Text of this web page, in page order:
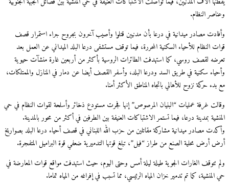
وعناصر النظام.
وأفادت مصادر ميدانية في درعا بأن مدنيين قتلوا وأصيب آخرون بجروح جراء استمرار قصف
قوات النظام للأحياء السكنية المحررة، فيما توقف مستشفى درعا البلد الميداني عن العمل بعد
تعرضه لقصف روسي، كما استهدفت الطائرات الروسية بأكثر من أربعين غارة منشآت حيوية
وأحياء سكنية في طريق السد ودرعا البلد، وأسفر القصف أيضا عن دمار في المنازل والممتلكات،
مع بدء حركة نزوح للأهالي باتجاه المناطق الأكثر أمنا.
وقالت غرفة عمليات “البنيان المرصوص” إنها فجرت مستودع ذخائر وأسلحة لقوات النظام في حي
المنشية بمدينة درعا، فيما تستمر الاشتباكات العنيفة بين الطرفين في أكثر من محور بالمدينة.
وأكدت مصادر ميدانية مشاركة مقاتلين من حزب الله اللبناني في قصف أحياء درعا البلد بصواريخ
أرض أرض محلية الصنع من طراز “فيل”، تبلغ قوتها التدميرية ضعفي قوة البراميل المتفجرة.
ولم تتوقف الغارات الجوية طيلة ليلة أمس وحتى اليوم، حيث استهدفت مواقع قوات المعارضة في
حي المنشية، كما تم تدمير خزان المياه الرئيسي، مما تسبب في إفراغه من المياه تماما.